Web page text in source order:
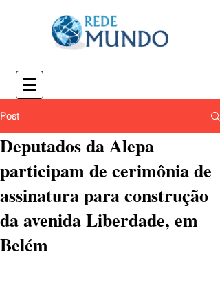
Post
Deputados da Alepa
participam de cerimônia de
assinatura para construção
da avenida Liberdade, em
Belém